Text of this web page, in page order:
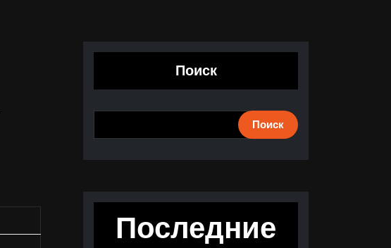
Поиск
Поиск
Последние